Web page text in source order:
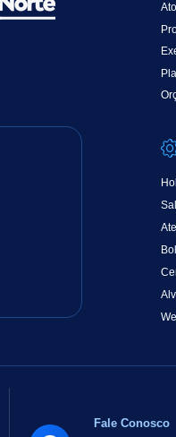
Fale Conosco